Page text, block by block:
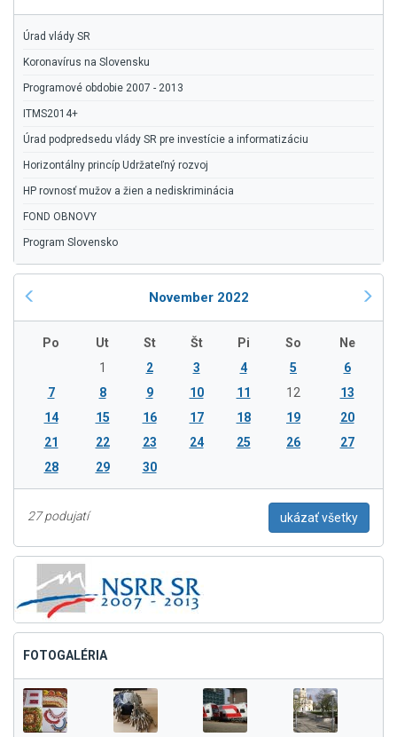
Úrad vlády SR
Koronavírus na Slovensku
Programové obdobie 2007 - 2013
ITMS2014+
Úrad podpredsedu vlády SR pre investície a informatizáciu
Horizontálny princíp Udržateľný rozvoj
HP rovnosť mužov a žien a nediskriminácia
FOND OBNOVY
Program Slovensko
November 2022
Po Ut St Št Pi So
Ne
1
2 3 4 5
6
7
8 9 10 11 12
13
14
15 16 17 18 19
20
21
22 23 24 25 26
27
28
29 30
27 podujatí ukázať všetky
FOTOGALÉRIA